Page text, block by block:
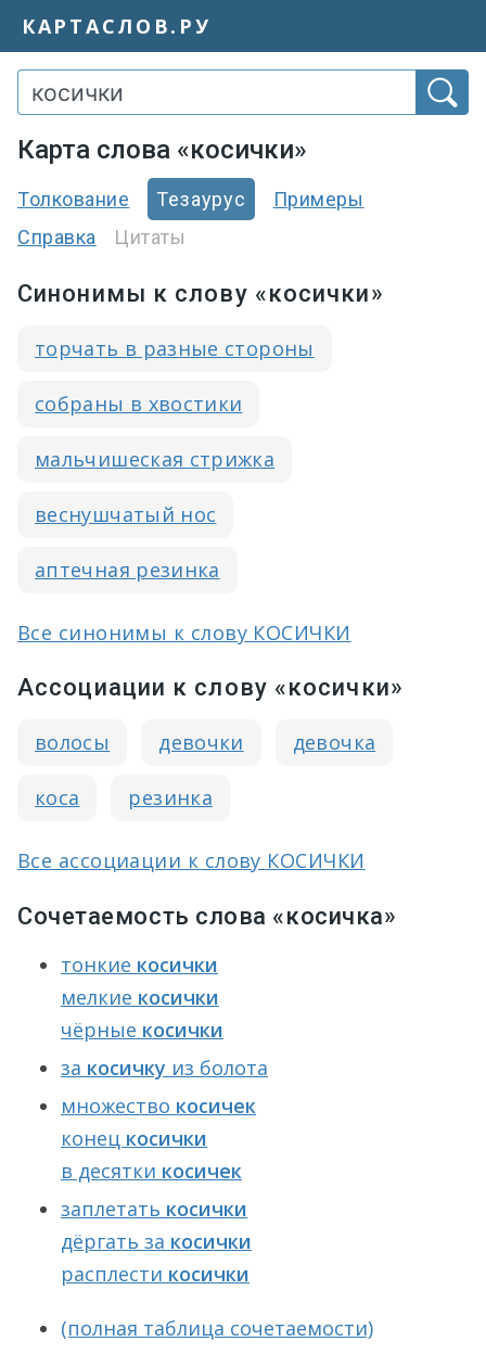
КАРТАСЛОВ.РУ
Карта слова «косички»
Толкование Тезаурус
Примеры
Справка
Цитаты
Синонимы к слову «косички»
торчать в разные стороны
собраны в хвостики
мальчишеская стрижка
веснушчатый нос
аптечная резинка
Все синонимы к слову КОСИЧКИ
Ассоциации к слову «косички»
волосы девочки девочка
коса резинка
Все ассоциации к слову КОСИЧКИ
Сочетаемость слова «косичка»
тонкие косички
мелкие косички
чёрные косички
за косичку из болота
множество косичек
конец косички
в десятки косичек
заплетать косички
дёргать за косички
расплести косички
(полная таблица сочетаемости)